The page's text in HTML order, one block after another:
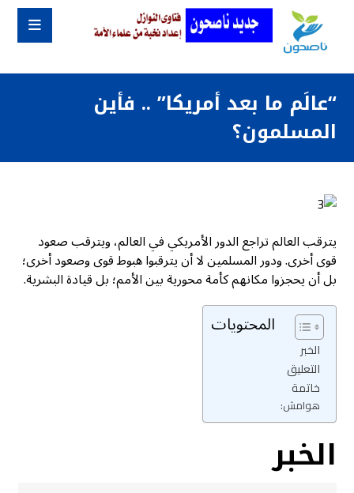
“عالَم ما بعد أمريكا” .. فأين
المسلمون؟
يترقب العالم تراجع الدور الأمريكي في العالم، ويترقب صعود
قوى أخرى. ودور المسلمين لا أن يترقبوا هبوط قوى وصعود أخرى؛
بل أن يحجزوا مكانهم كأمة محورية بين الأمم؛ بل قيادة البشرية.
المحتويات
الخبر
التعليق
خاتمة
هوامش:
الخبر